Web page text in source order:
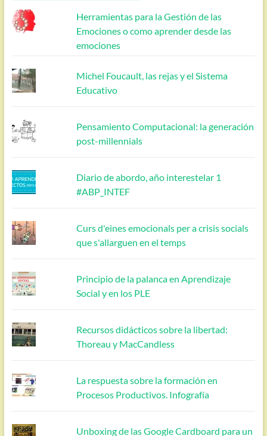
Herramientas para la Gestión de las
Emociones o como aprender desde las
emociones
Michel Foucault, las rejas y el Sistema
Educativo
Pensamiento Computacional: la generación
post-millennials
Diario de abordo, año interestelar 1
#ABP_INTEF
Curs d'eines emocionals per a crisis socials
que s'allarguen en el temps
Principio de la palanca en Aprendizaje
Social y en los PLE
Recursos didácticos sobre la libertad:
Thoreau y MacCandless
La respuesta sobre la formación en
Procesos Productivos. Infografía
Unboxing de las Google Cardboard para un